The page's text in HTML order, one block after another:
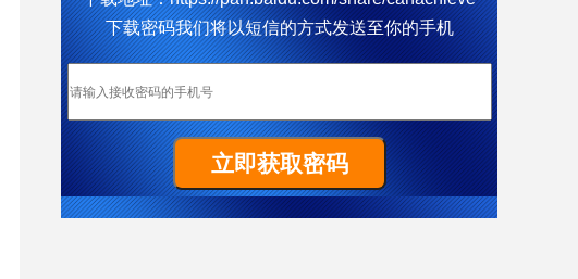
W先生终于成功获批188C 签证，实现了移民澳洲的愿望。
恭喜成都加成移民重庆客户W女士全家喜获匈牙利yj居留卡！
祝贺G女士186雇主担保签证（PR）顺利获批
置业移民塞浦路斯，当“地主”拿dj欧盟身份
热烈恭喜L女士澳洲186雇主担保技术移民项目获批
下载密码我们将以短信的方式发送至你的手机